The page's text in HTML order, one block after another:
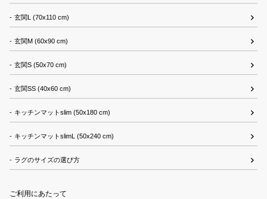
玄関L (70x110 cm)
玄関M (60x90 cm)
玄関S (50x70 cm)
玄関SS (40x60 cm)
キッチンマットslim (50x180 cm)
キッチンマットslimL (50x240 cm)
ラグのサイズの選び方
ご利用にあたって